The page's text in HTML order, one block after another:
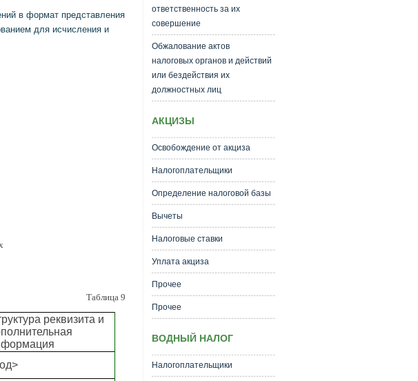
в формат представления
для исчисления и
Таблица 9
реквизита и
ответственность за их
совершение
Обжалование актов
налоговых органов и действий
или бездействия их
должностных лиц
АКЦИЗЫ
Освобождение от акциза
Налогоплательщики
Определение налоговой базы
Вычеты
Налоговые ставки
Уплата акциза
Прочее
Прочее
ВОДНЫЙ НАЛОГ
Налогоплательщики